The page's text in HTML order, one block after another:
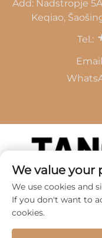
Add: Nadstropje
Keqiao,
Tel.:
Avtorske
LEATHER
We value your
We use cookies and
If you don't want to
cookies.